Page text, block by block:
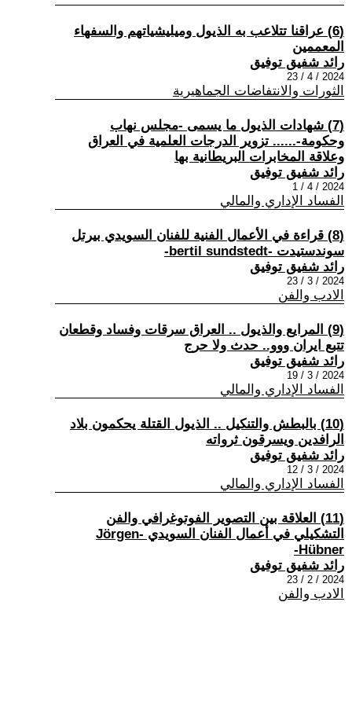
(6) عراقنا تتلاعب به الذيول وميليشياتهم والسفهاء
المعممين
رائد شفيق توفيق
2024 / 4 / 23
الثورات والانتفاضات الجماهيرية
(7) شهادات الذيول ما يسمى -مجلس نهاب
وحكومة-...... تزوير الدرجات العلمية في العراق
وعلاقة المخابرات البريطانية بها
رائد شفيق توفيق
2024 / 4 / 1
الفساد الإداري والمالي
(8) قراءة في الأعمال الفنية للفنان السويدي بيرتل
سوندستيدت -bertil sundstedt-
رائد شفيق توفيق
2024 / 3 / 23
الادب والفن
(9) المرايع والذيول .. العراق سرقات وفساد وقطعان
تتبع ايران ووو.. حدث ولا حرج
رائد شفيق توفيق
2024 / 3 / 19
الفساد الإداري والمالي
(10) بالبطش والتنكيل .. الذيول القتلة يحكمون بلاد
الرافدين ويسرقون ثرواته
رائد شفيق توفيق
2024 / 3 / 12
الفساد الإداري والمالي
(11) العلاقة بين التصوير الفوتوغرافي والفن
التشكيلي في أعمال الفنان السويدي -Jörgen
Hübner-
رائد شفيق توفيق
2024 / 2 / 23
الادب والفن